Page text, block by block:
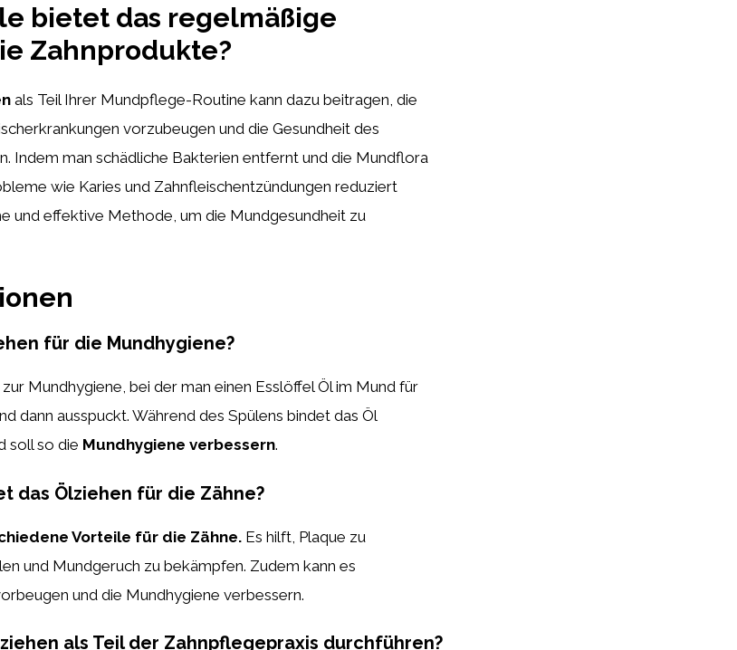
bietet das regelmäßige
Zahnprodukte?
als Teil Ihrer Mundpflege-Routine kann dazu beitragen, die
vorzubeugen und die Gesundheit des
Indem man schädliche Bakterien entfernt und die Mundflora
wie Karies und Zahnfleischentzündungen reduziert
und effektive Methode, um die Mundgesundheit zu
für die Mundhygiene?
Mundhygiene, bei der man einen Esslöffel Öl im Mund für
dann ausspuckt. Während des Spülens bindet das Öl
soll so die Mundhygiene verbessern.
das Ölziehen für die Zähne?
Vorteile für die Zähne. Es hilft, Plaque zu
und Mundgeruch zu bekämpfen. Zudem kann es
und die Mundhygiene verbessern.
als Teil der Zahnpflegepraxis durchführen?